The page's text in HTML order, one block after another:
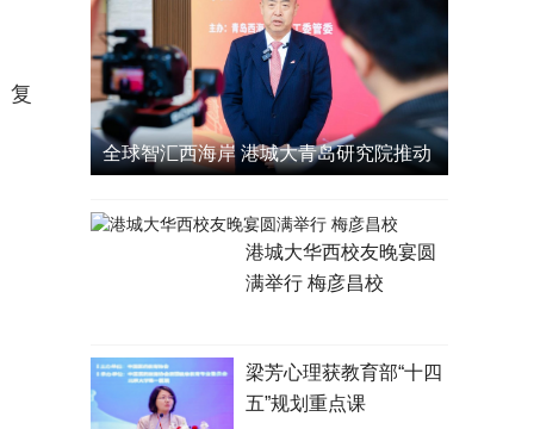
复
全球智汇西海岸 港城大青岛研究院推动
港城大华西校友晚宴圆
满举行 梅彦昌校
梁芳心理获教育部“十四
五”规划重点课